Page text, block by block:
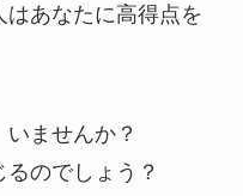
あなたに高得点を
ませんか？
のでしょう？